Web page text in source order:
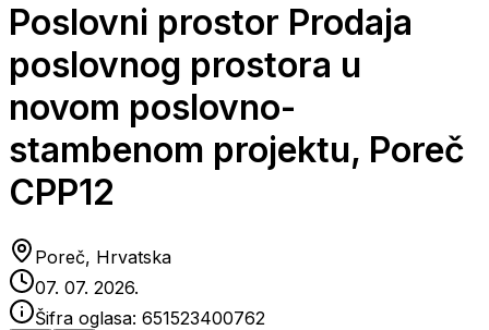
Poslovni prostor Prodaja
poslovnog prostora u
novom poslovno-
stambenom projektu, Poreč
CPP12
Poreč, Hrvatska
07. 07. 2026.
Šifra oglasa: 651523400762